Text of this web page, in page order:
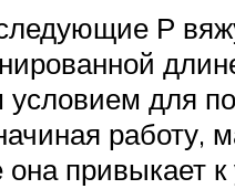
Р
для
работу,
привыкает